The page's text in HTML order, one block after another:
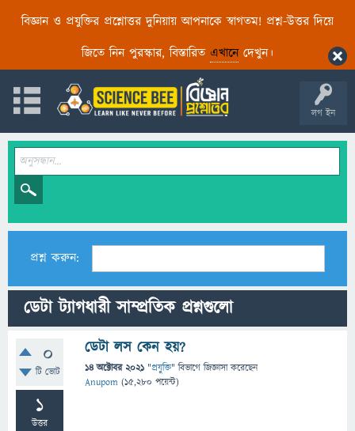
বিজ্ঞান ও প্রযুক্তির প্রশ্নোত্তর দুনিয়ায় আপনাকে স্বাগতম! প্রশ্ন-উত্তর দিয়ে
জিতে নিন পুরস্কার, বিস্তারিত এখানেদেখুন।
লগ ইন
প্রশ্ন করুন:
ডেটা ট্যাগধারী সাম্প্রতিক প্রশ্নগুলো
0
টি ভোট
1
উত্তর
ডেটা লস কেন হয়?
14 অক্টোবর 2021 "প্রযুক্তি" বিভাগে জিজ্ঞাসাকরেছেন
Anupom (15,280 পয়েন্ট)